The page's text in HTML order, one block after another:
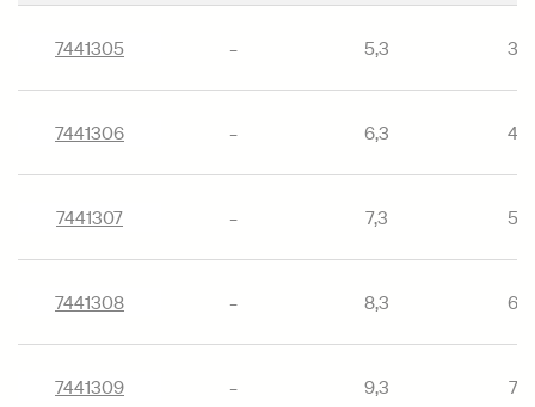
7441305 - 5,3 3,3
7441306 - 6,3 4,3
7441307 - 7,3 5,3
7441308 - 8,3 6,3
7441309 - 9,3 7,3